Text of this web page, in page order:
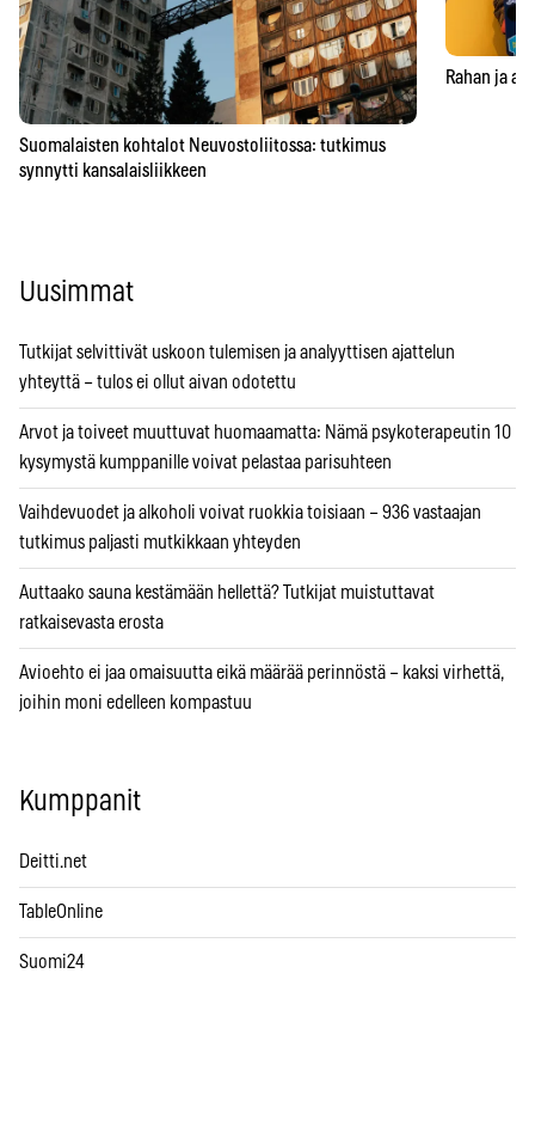
Suomalaisten kohtalot Neuvostoliitossa: tutkimus
synnytti kansalaisliikkeen
Rahan ja
Uusimmat
Tutkijat selvittivät uskoon tulemisen ja analyyttisen ajattelun
yhteyttä – tulos ei ollut aivan odotettu
Arvot ja toiveet muuttuvat huomaamatta: Nämä psykoterapeutin 10
kysymystä kumppanille voivat pelastaa parisuhteen
Vaihdevuodet ja alkoholi voivat ruokkia toisiaan – 936 vastaajan
tutkimus paljasti mutkikkaan yhteyden
Auttaako sauna kestämään hellettä? Tutkijat muistuttavat
ratkaisevasta erosta
Avioehto ei jaa omaisuutta eikä määrää perinnöstä – kaksi virhettä,
joihin moni edelleen kompastuu
Kumppanit
Deitti.net
TableOnline
Suomi24